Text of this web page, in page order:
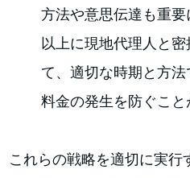
方法や意思伝達も重
以上に現地代理人と
て、適切な時期と方
料金の発生を防ぐこと
これらの戦略を適切に実行